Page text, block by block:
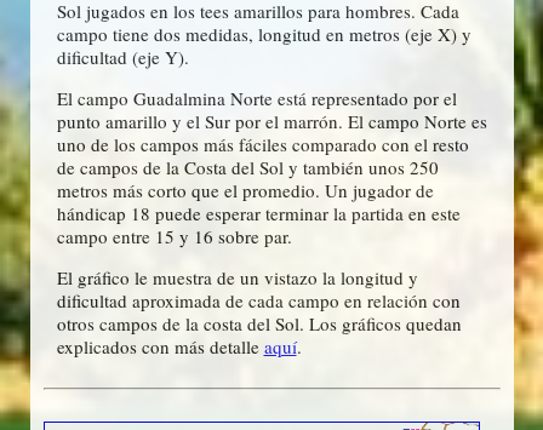
Sol jugados en los tees amarillos para hombres. Cada
campo tiene dos medidas, longitud en metros (eje X) y
dificultad (eje Y).
El campo Guadalmina Norte está representado por el
punto amarillo y el Sur por el marrón. El campo Norte es
uno de los campos más fáciles comparado con el resto
de campos de la Costa del Sol y también unos 250
metros más corto que el promedio. Un jugador de
hándicap 18 puede esperar terminar la partida en este
campo entre 15 y 16 sobre par.
El gráfico le muestra de un vistazo la longitud y
dificultad aproximada de cada campo en relación con
otros campos de la costa del Sol. Los gráficos quedan
explicados con más detalle aquí.